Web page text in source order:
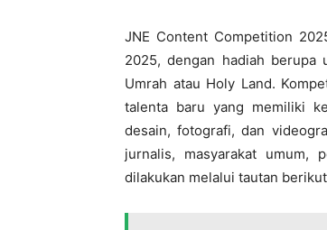
JNE Content Competition
2025, dengan hadiah berupa
Umrah atau Holy Land.
talenta baru yang memiliki
desain, fotografi, dan
jurnalis, masyarakat umum,
dilakukan melalui tautan